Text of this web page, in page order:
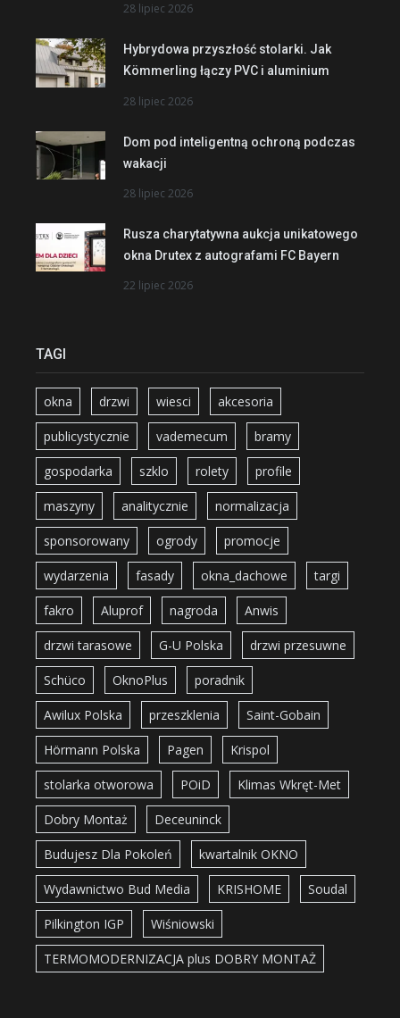
28 lipiec 2026
Hybrydowa przyszłość stolarki. Jak
Kömmerling łączy PVC i aluminium
28 lipiec 2026
Dom pod inteligentną ochroną podczas
wakacji
28 lipiec 2026
Rusza charytatywna aukcja unikatowego
okna Drutex z autografami FC Bayern
22 lipiec 2026
TAGI
okna drzwi wiesci akcesoria
publicystycznie vademecum bramy
gospodarka szklo rolety profile
maszyny analitycznie normalizacja
sponsorowany ogrody promocje
wydarzenia fasady okna_dachowe targi
fakro Aluprof nagroda Anwis
drzwi tarasowe G-U Polska drzwi przesuwne
Schüco OknoPlus poradnik
Awilux Polska przeszklenia Saint-Gobain
Hörmann Polska Pagen Krispol
stolarka otworowa POiD Klimas Wkręt-Met
Dobry Montaż Deceuninck
Budujesz Dla Pokoleń kwartalnik OKNO
Wydawnictwo Bud Media KRISHOME Soudal
Pilkington IGP Wiśniowski
TERMOMODERNIZACJA plus DOBRY MONTAŻ